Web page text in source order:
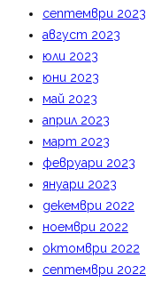
септември 2023
август 2023
юли 2023
юни 2023
май 2023
април 2023
март 2023
февруари 2023
януари 2023
декември 2022
ноември 2022
октомври 2022
септември 2022